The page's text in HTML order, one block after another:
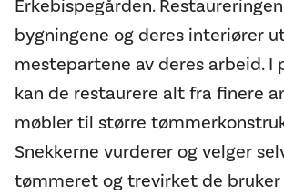
Erkebispegården.
bygningene og deres interiører
mestepartene av deres arbeid. I
kan de restaurere alt fra finere
møbler til større
Snekkerne vurderer og velger
tømmeret og trevirket de bruker